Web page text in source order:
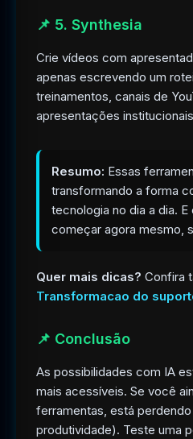
📌 5. Synthesia
Crie vídeos com
apenas escrevendo um
treinamentos, canais de
apresentações
Resumo: Essas
transformando a forma
tecnologia no dia a dia.
começar agora mesmo,
Quer mais dicas? Confira
Transformacao do
📌 Conclusão
As possibilidades com IA
mais acessíveis. Se você
ferramentas, está
produtividade). Teste uma